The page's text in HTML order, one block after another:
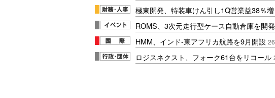
極東開発、特装車けん引し1Q営業益38％増
ROMS、3次元走行型ケース自動倉庫を開発
HMM、インド-東アフリカ航路を9月開設
ロジスネクスト、フォーク61台をリコール